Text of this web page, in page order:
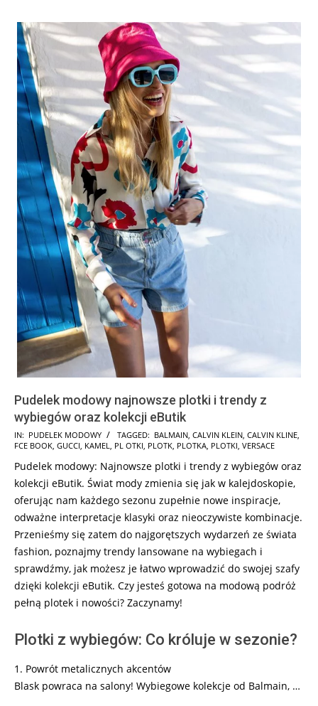
Pudelek modowy najnowsze plotki i trendy z
wybiegów oraz kolekcji eButik
2024-
12-
27
IN: PUDELEK MODOWY TAGGED: BALMAIN CALVIN KLEIN CALVIN KLINE
FCE BOOK GUCCI KAMEL PL OTKI PLOTK PLOTKA PLOTKI VERSACE
Pudelek modowy: Najnowsze plotki i trendy z wybiegów oraz
kolekcji eButik. Świat mody zmienia się jak w kalejdoskopie,
oferując nam każdego sezonu zupełnie nowe inspiracje,
odważne interpretacje klasyki oraz nieoczywiste kombinacje.
Przenieśmy się zatem do najgorętszych wydarzeń ze świata
fashion, poznajmy trendy lansowane na wybiegach i
sprawdźmy, jak możesz je łatwo wprowadzić do swojej szafy
dzięki kolekcji eButik. Czy jesteś gotowa na modową podróż
pełną plotek i nowości? Zaczynamy!
Plotki z wybiegów: Co króluje w sezonie?
1. Powrót metalicznych akcentów
Blask powraca na salony! Wybiegowe kolekcje od Balmain, …